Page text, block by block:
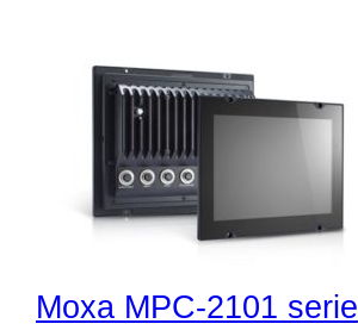
Moxa MPC-2101 serie